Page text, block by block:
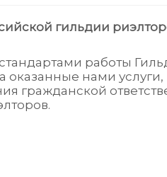
гильдии
работы
оказанные нами
гражданской